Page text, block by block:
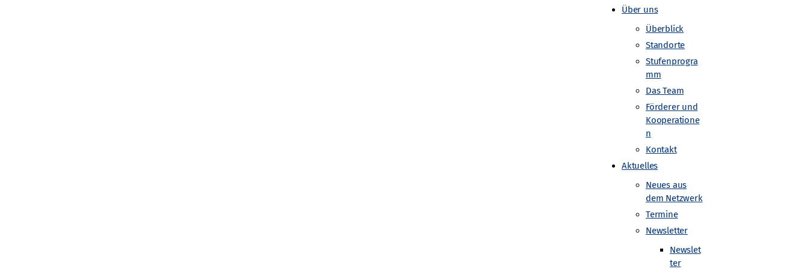
Über uns
Überblick
Standorte
Stufenprogra
mm
Das Team
Förderer und
Kooperatione
n
Kontakt
Aktuelles
Neues aus
dem Netzwerk
Termine
Newsletter
Newslet
ter